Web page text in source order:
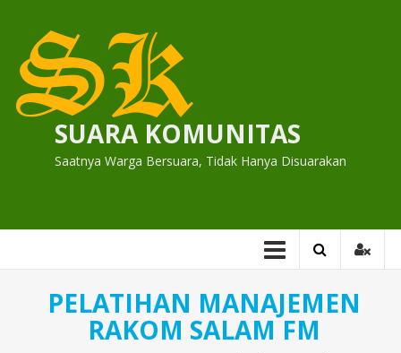
content
SUARA KOMUNITAS
Saatnya Warga Bersuara, Tidak Hanya Disuarakan
PELATIHAN MANAJEMEN
RAKOM SALAM FM